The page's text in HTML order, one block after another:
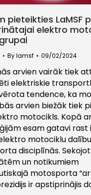
pieteikties LaMSF
elektro
Bylamsf 09/02/2024
arvien vairāk tiek
elektriskie
tendence, ka
arvien biežāk tiek
motocikls. Kopā
esam gatavi rast
motociklu dalību
disciplīnās.
un notikumiem
motosporta
ir apstiprinājis